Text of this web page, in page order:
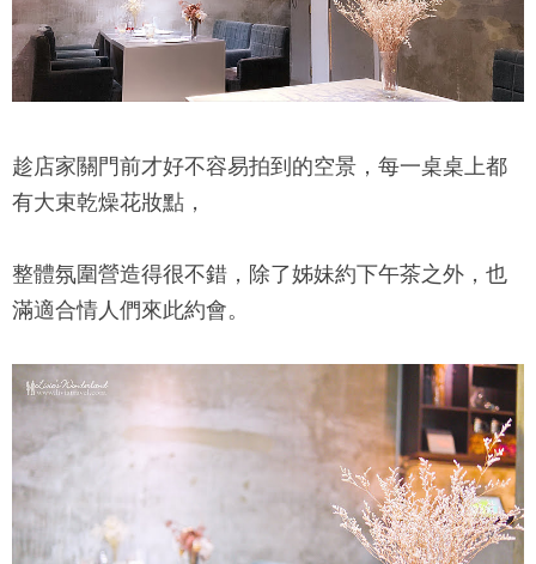
趁店家關門前才好不容易拍到的空景，每一桌桌上都
有大束乾燥花妝點，
整體氛圍營造得很不錯，除了姊妹約下午茶之外，也
滿適合情人們來此約會。